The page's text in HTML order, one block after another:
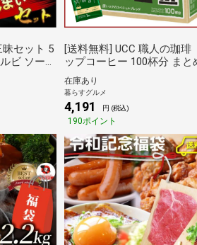
セット 5
ビ ソーセ
ト キャ
[送料無料] UCC 職人の珈琲
ップコーヒー 100杯分 まと
い福袋 深いコクのスペシャルブ
レンド100P コーヒー(100杯
【3～4営業日以内に出荷】
ヒー ホットコーヒー アイス
ヒー（一杯抽出型） ドリッ
ッグ レギュラーコーヒー
在庫あり
暮らすグルメ
4,191 円 (税込)
190ポイント